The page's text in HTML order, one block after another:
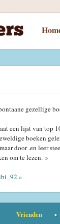
gezellige
een lijst van top
boeken
door .en leer
om te lezen. »
»
Vrienden